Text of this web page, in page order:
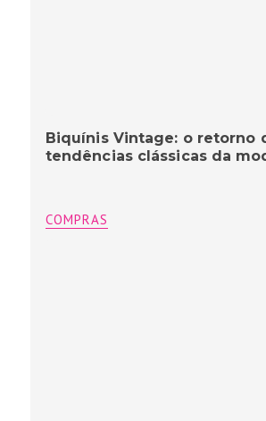
Biquínis Vintage: o retorno
tendências clássicas da
COMPRAS